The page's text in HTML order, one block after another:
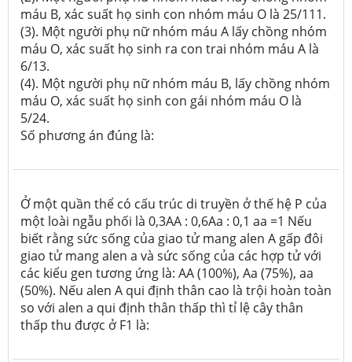
máu B, xác suất họ sinh con nhóm máu O là 25/111.
(3). Một người phụ nữ nhóm máu A lấy chồng nhóm
máu O, xác suất họ sinh ra con trai nhóm máu A là
6/13.
(4). Một người phụ nữ nhóm máu B, lấy chồng nhóm
máu O, xác suất họ sinh con gái nhóm máu O là
5/24.
Số phương án đúng là:
Ở một quần thể có cấu trúc di truyền ở thế hệ P của
một loài ngẫu phối là 0,3AA : 0,6Aa : 0,1 aa =1 Nếu
biết rằng sức sống của giao tử mang alen A gấp đôi
giao tử mang alen a và sức sống của các hợp tử với
các kiểu gen tương ứng là: AA (100%), Aa (75%), aa
(50%). Nếu alen A qui định thân cao là trội hoàn toàn
so với alen a qui định thân thấp thì tỉ lệ cây thân
thấp thu được ở F1 là: